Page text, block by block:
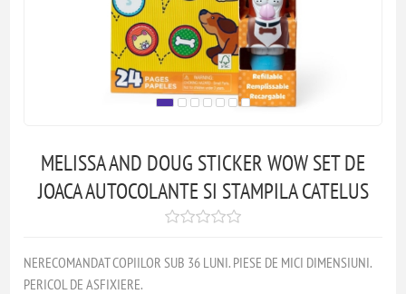
MELISSA AND DOUG STICKER WOW SET DE
JOACA AUTOCOLANTE SI STAMPILA CATELUS
NERECOMANDAT COPIILOR SUB 36 LUNI. PIESE DE MICI DIMENSIUNI.
PERICOL DE ASFIXIERE.